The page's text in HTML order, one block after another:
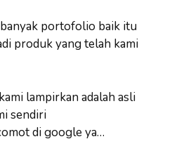
portofolio baik itu
produk yang telah kami
lampirkan adalah asli
sendiri
di google ya…